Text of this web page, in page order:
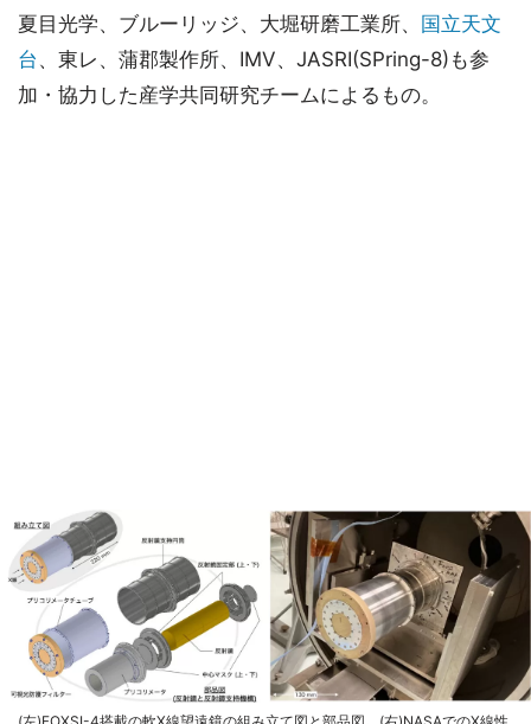
夏目光学、ブルーリッジ、大堀研磨工業所、 国立天文
台 、東レ、蒲郡製作所、IMV、JASRI(SPring-8)も参
加・協力した産学共同研究チームによるもの。